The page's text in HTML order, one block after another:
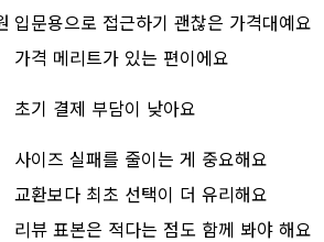
입문용으로 접근하기 괜찮은 가격대예요
가격 메리트가 있는 편이에요
초기 결제 부담이 낮아요
사이즈 실패를 줄이는 게 중요해요
교환보다 최초 선택이 더 유리해요
리뷰 표본은 적다는 점도 함께 봐야 해요